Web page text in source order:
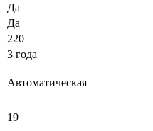
Да
Да
220
3 года
Автоматическая
19